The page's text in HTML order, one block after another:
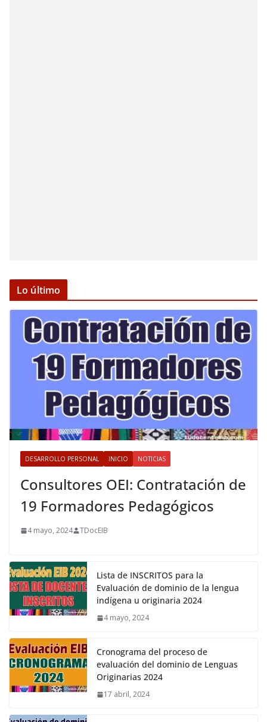
Lo último
DESARROLLO PERSONAL INICIO NOTICIAS
Consultores OEI: Contratación de
19 Formadores Pedagógicos
4 mayo, 2024 TDocEIB
Lista de INSCRITOS para la
Evaluación de dominio de la lengua
indígena u originaria 2024
4 mayo, 2024
Cronograma del proceso de
evaluación del dominio de Lenguas
Originarias 2024
17 abril, 2024